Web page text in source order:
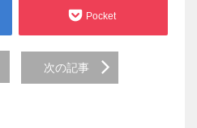
Pocket
次の記事